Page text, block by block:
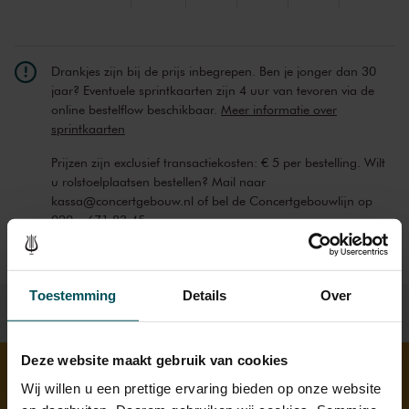
Toestemming Details Over
Deze website maakt gebruik van cookies
Wij willen u een prettige ervaring bieden op onze website
Drankjes zijn bij de prijs inbegrepen. Ben je jonger dan 30
jaar? Eventuele sprintkaarten zijn 4 uur van tevoren via de
online bestelflow beschikbaar. Meer informatie over
sprintkaarten
Prijzen zijn exclusief transactiekosten: € 5 per bestelling. Wilt
u rolstoelplaatsen bestellen? Mail naar
kassa@concertgebouw.nl of bel de Concertgebouwlijn op
020 – 671 83 45.